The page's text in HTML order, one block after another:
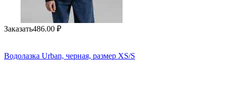
Заказать486.00 ₽
Водолазка Urban, черная, размер ХS/S